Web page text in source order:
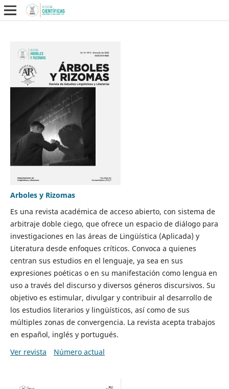
Arboles y Rizomas
Es una revista académica de acceso abierto, con sistema de
arbitraje doble ciego, que ofrece un espacio de diálogo para
investigaciones en las áreas de Lingüística (Aplicada) y
Literatura desde enfoques críticos. Convoca a quienes
centran sus estudios en el lenguaje, ya sea en sus
expresiones poéticas o en su manifestación como lengua en
uso a través del discurso y diversos géneros discursivos. Su
objetivo es estimular, divulgar y contribuir al desarrollo de
los estudios literarios y lingüísticos, así como de sus
múltiples zonas de convergencia. La revista acepta trabajos
en español, inglés y portugués.
Ver revista
Número actual